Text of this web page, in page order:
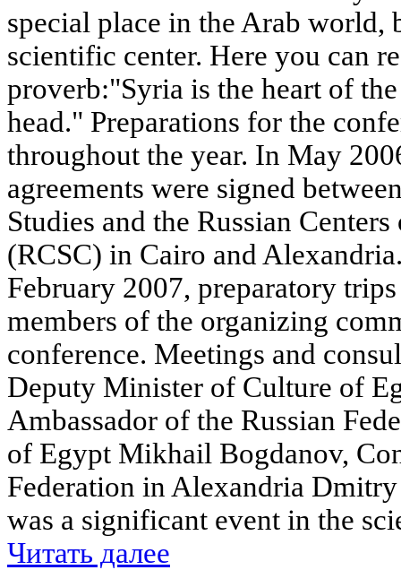
special place in the Arab world,
scientific center. Here you can
proverb:"Syria is the heart of
head." Preparations for the
throughout the year. In May
agreements were signed
Studies and the Russian
(RCSC) in Cairo and
February 2007, preparatory
members of the organizing
conference. Meetings and
Deputy Minister of Culture of
Ambassador of the Russian
of Egypt Mikhail Bogdanov,
Federation in Alexandria
was a significant event in the
Читать далее